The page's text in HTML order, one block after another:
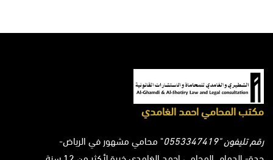
مكتب المحامي احمد الغامدي
رقم تليفون "0553347419
" محامي مشهور في الرياض-